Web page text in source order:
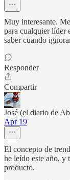
Muy interesante.
para cualquier líder
saber cuando
Responder
Compartir
José (el diario de
Apr 19
El concepto de
he leído este año, y
producto.